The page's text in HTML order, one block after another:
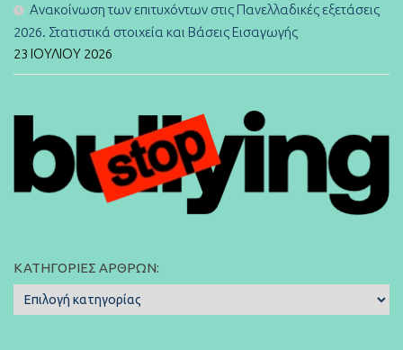
Ανακοίνωση των επιτυχόντων στις Πανελλαδικές εξετάσεις
2026. Στατιστικά στοιχεία και Βάσεις Εισαγωγής
23 ΙΟΥΛΊΟΥ 2026
ΚΑΤΗΓΟΡΊΕΣ ΆΡΘΡΩΝ:
Κατηγορίες
Άρθρων: